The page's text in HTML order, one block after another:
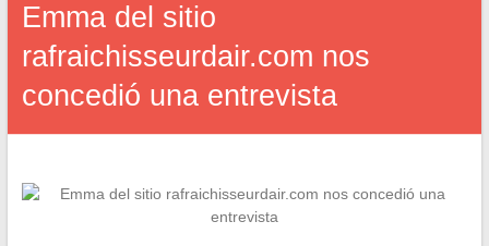
Emma del sitio
rafraichisseurdair.com nos
concedió una entrevista